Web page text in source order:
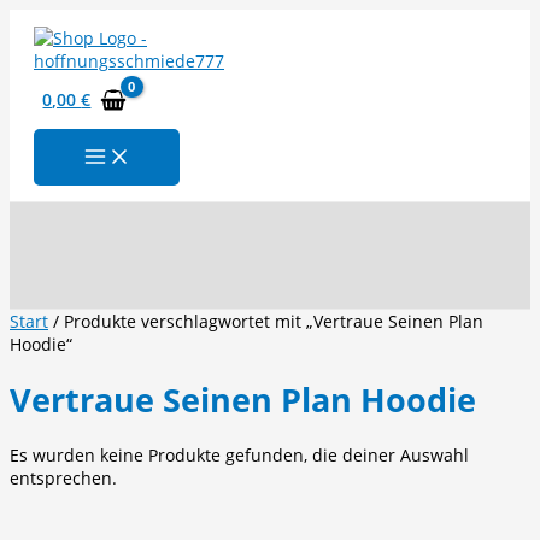
Inhalt
springen
0,00€
Start / Produkte verschlagwortet mit „Vertraue Seinen Plan
Hoodie“
Vertraue Seinen Plan Hoodie
Es wurden keine Produkte gefunden, die deiner Auswahl
entsprechen.